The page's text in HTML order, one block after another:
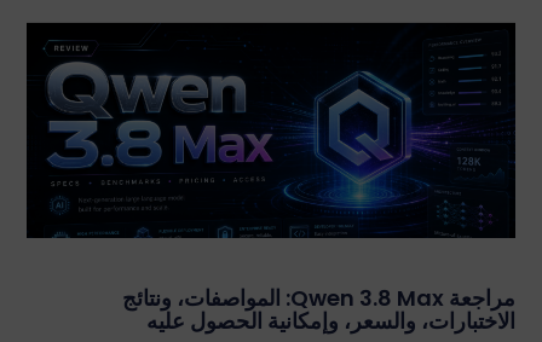
مراجعة Qwen 3.8 Max: المواصفات، ونتائج
الاختبارات، والسعر، وإمكانية الحصول عليه